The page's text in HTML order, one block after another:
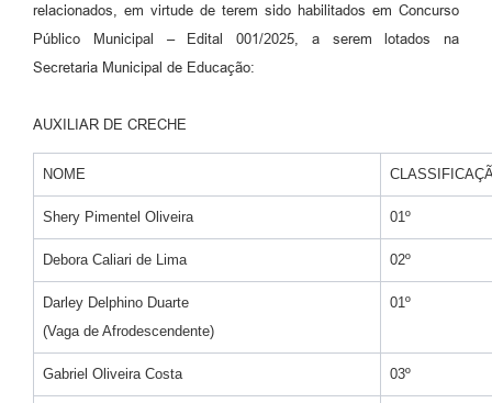
relacionados, em virtude de terem sido habilitados em Concurso
Público Municipal – Edital 001/2025, a serem lotados na
Secretaria Municipal de Educação:
AUXILIAR DE CRECHE
NOME
Shery Pimentel Oliveira 01º
Debora Caliari de Lima 02º
Darley Delphino Duarte
(Vaga de Afrodescendente)
01º
Gabriel Oliveira Costa 03º